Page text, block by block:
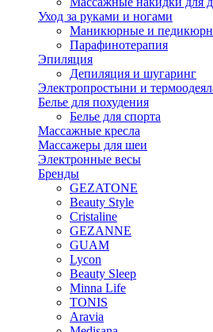
Уход за руками и ногами
Маникюрные и
Парафинотерапия
Эпиляция
Депиляция и шугаринг
Электропростыни и
Белье для похудения
Белье для спорта
Массажные кресла
Массажеры для шеи
Электронные весы
Бренды
GEZATONE
Beauty Style
Cristaline
GEZANNE
GUAM
Lycon
Beauty Sleep
Minna Life
TONIS
Aravia